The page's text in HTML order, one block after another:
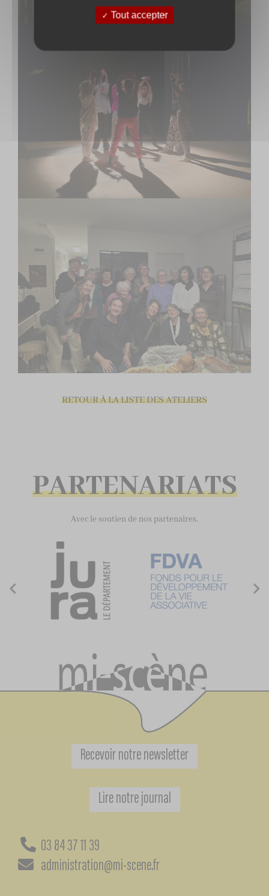
RETOUR À LA LISTE DES ATELIERS
PARTENARIATS
Avec le soutien de nos partenaires.
Recevoir notre newsletter
Lire notre journal
03 84 37 11 39
administration@mi-scene.fr
Tout accepter